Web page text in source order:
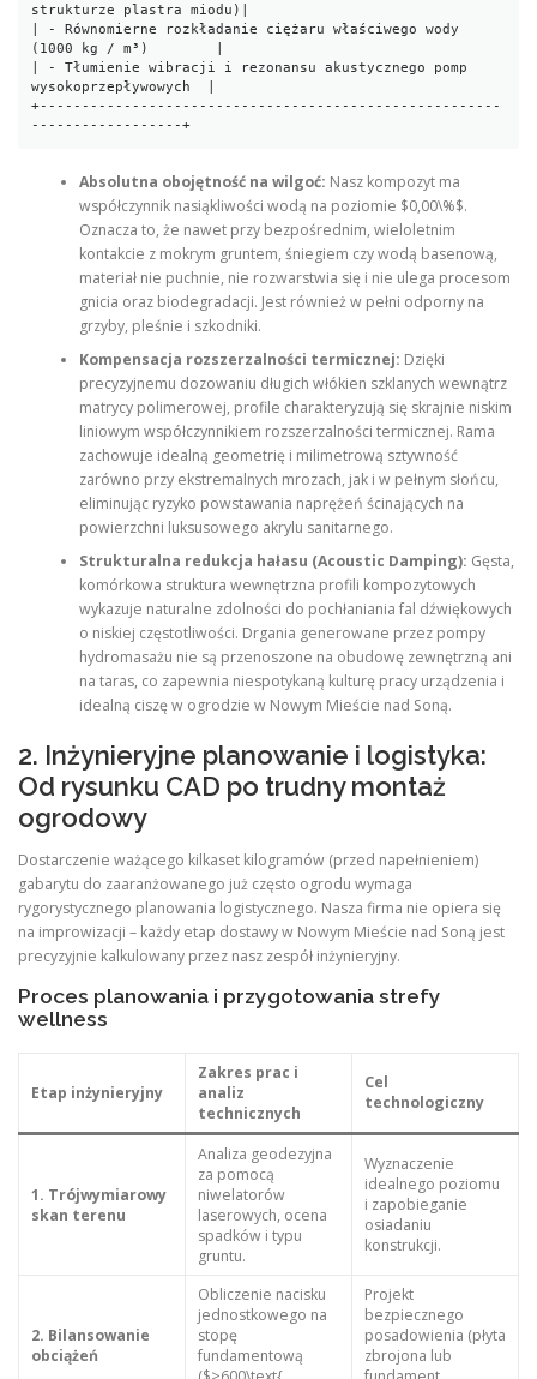
strukturze plastra miodu)|
| - Równomierne rozkładanie ciężaru właściwego wody
(1000 kg / m³)        |
| - Tłumienie wibracji i rezonansu akustycznego pomp
wysokoprzepływowych  |
+-------------------------------------------------------
Absolutna obojętność na wilgoć: Nasz kompozyt ma
współczynnik nasiąkliwości wodą na poziomie $0,00\%$.
Oznacza to, że nawet przy bezpośrednim, wieloletnim
kontakcie z mokrym gruntem, śniegiem czy wodą basenową,
materiał nie puchnie, nie rozwarstwia się i nie ulega procesom
gnicia oraz biodegradacji. Jest również w pełni odporny na
grzyby, pleśnie i szkodniki.
Kompensacja rozszerzalności termicznej: Dzięki
precyzyjnemu dozowaniu długich włókien szklanych wewnątrz
matrycy polimerowej, profile charakteryzują się skrajnie niskim
liniowym współczynnikiem rozszerzalności termicznej. Rama
zachowuje idealną geometrię i milimetrową sztywność
zarówno przy ekstremalnych mrozach, jak i w pełnym słońcu,
eliminując ryzyko powstawania naprężeń ścinających na
powierzchni luksusowego akrylu sanitarnego.
Strukturalna redukcja hałasu (Acoustic Damping): Gęsta,
komórkowa struktura wewnętrzna profili kompozytowych
wykazuje naturalne zdolności do pochłaniania fal dźwiękowych
o niskiej częstotliwości. Drgania generowane przez pompy
hydromasażu nie są przenoszone na obudowę zewnętrzną ani
na taras, co zapewnia niespotykaną kulturę pracy urządzenia i
idealną ciszę w ogrodzie w Nowym Mieście nad Soną.
2. Inżynieryjne planowanie i logistyka:
Od rysunku CAD po trudny montaż
ogrodowy
Dostarczenie ważącego kilkaset kilogramów (przed napełnieniem)
gabarytu do zaaranżowanego już często ogrodu wymaga
rygorystycznego planowania logistycznego. Nasza firma nie opiera się
na improwizacji – każdy etap dostawy w Nowym Mieście nad Soną jest
precyzyjnie kalkulowany przez nasz zespół inżynieryjny.
Proces planowania i przygotowania strefy
wellness
Etap inżynieryjny
Zakres prac i
analiz
technicznych
Cel
technologiczny
1. Trójwymiarowy
skan terenu
Analiza geodezyjna
za pomocą
niwelatorów
laserowych, ocena
spadków i typu
gruntu.
Wyznaczenie
idealnego poziomu
i zapobieganie
osiadaniu
konstrukcji.
2. Bilansowanie
obciążeń
Obliczenie nacisku
jednostkowego na
stopę
fundamentową
Projekt
bezpiecznego
posadowienia (płyta
zbrojona lub